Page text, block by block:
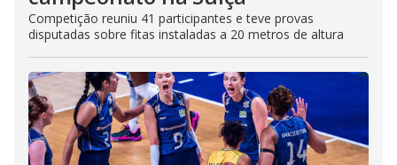
Competição reuniu 41 participantes e teve provas
disputadas sobre fitas instaladas a 20 metros de altura